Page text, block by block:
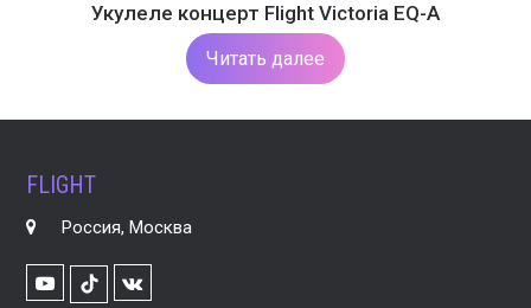
Укулеле концерт Flight Victoria EQ-A
Читать далее
FLIGHT
Россия, Москва
YoutubeTikTok
VK